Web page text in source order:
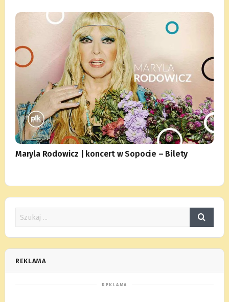
Maryla Rodowicz | koncert w Sopocie – Bilety
REKLAMA